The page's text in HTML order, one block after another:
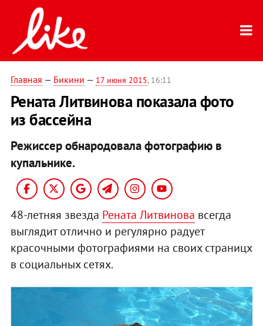
Главная — Бикини — 17 июня 2015, 16:11
Рената Литвинова показала фото
из бассейна
Режиссер обнародовала фотографию в
купальнике.
48-летняя звезда Рената Литвинова всегда
выглядит отлично и регулярно радует
красочными фотографиями на своих страницх
в социальных сетях.